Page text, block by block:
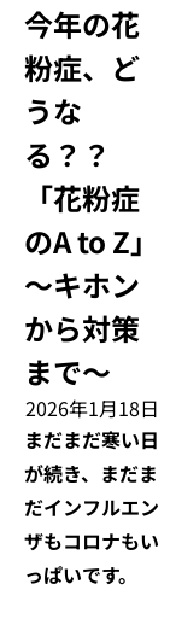
今年の花
粉症、ど
うな
る？？
「花粉症
のA to Z」
～キホン
から対策
まで～
2026年1月18日
まだまだ寒い日
が続き、まだま
だインフルエン
ザもコロナもい
っぱいです。